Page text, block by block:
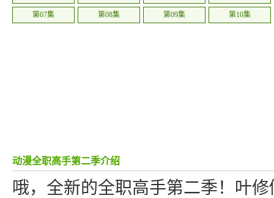
第07集 第08集 第09集 第10集
动漫全职高手第二季介绍
哦，全新的全职高手第二季！叶